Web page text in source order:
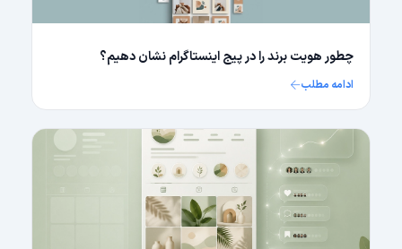
چطور هویت برند را در پیج اینستاگرام نشان دهیم؟
ادامه مطلب